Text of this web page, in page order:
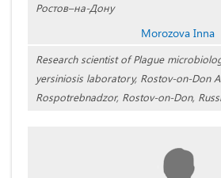
Ростов–на-Дону
Morozova Inna
Research scientist of Plague
yersiniosis laboratory, Rostov-on-Don
Rospotrebnadzor, Rostov-on-Don,